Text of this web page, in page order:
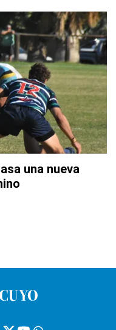
una nueva